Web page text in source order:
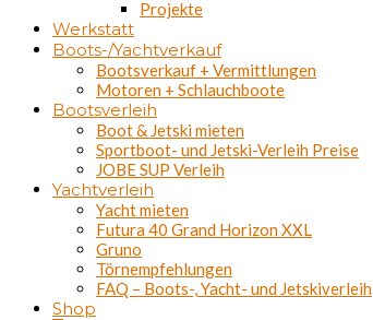
Projekte
Werkstatt
Boots-/Yachtverkauf
Bootsverkauf + Vermittlungen
Motoren + Schlauchboote
Bootsverleih
Boot & Jetski mieten
Sportboot- und Jetski-Verleih Preise
JOBE SUP Verleih
Yachtverleih
Yacht mieten
Futura 40 Grand Horizon XXL
Gruno
Törnempfehlungen
FAQ – Boots-, Yacht- und Jetskiverleih
Shop